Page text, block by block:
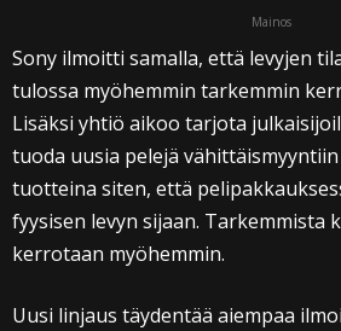
Mainos
Sony ilmoitti samalla, että levyjen
tulossa myöhemmin tarkemmin
Lisäksi yhtiö aikoo tarjota
tuoda uusia pelejä
tuotteina siten, että
fyysisen levyn sijaan. Tarkemmista
kerrotaan myöhemmin.
Uusi linjaus täydentää aiempaa